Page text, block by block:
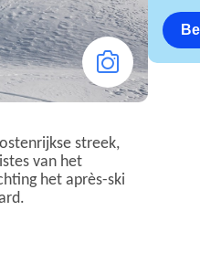
streek,
van het
het après-ski